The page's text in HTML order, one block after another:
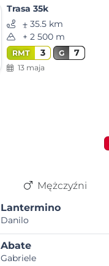
Trasa 35k
⨦ 35.5 km
+ 2 500 m
RMT 3 G 7
13 maja
Mężczyźni
Lantermino
Danilo
Abate
Gabriele